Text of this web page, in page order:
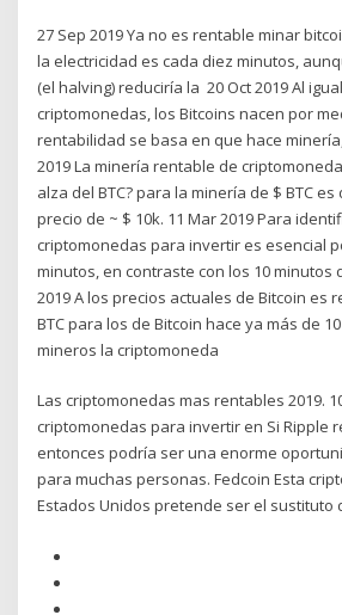
27 Sep 2019 Ya no es rentable minar
la electricidad es cada diez minutos,
(el halving) reduciría la 20 Oct 2019 Al
criptomonedas, los Bitcoins nacen por
rentabilidad se basa en que hace
2019 La minería rentable de
alza del BTC? para la minería de $ BTC
precio de ~ $ 10k. 11 Mar 2019 Para
criptomonedas para invertir es esencial
minutos, en contraste con los 10 minutos
2019 A los precios actuales de Bitcoin es
BTC para los de Bitcoin hace ya más de
mineros la criptomoneda
Las criptomonedas mas rentables 2019.
criptomonedas para invertir en Si Ripple
entonces podría ser una enorme
para muchas personas. Fedcoin Esta
Estados Unidos pretende ser el sustituto